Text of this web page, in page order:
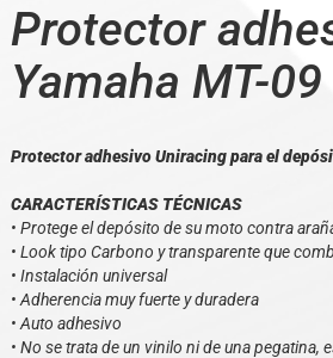
Protector
Yamaha MT-
Protector adhesivo Uniracing para el
CARACTERÍSTICAS TÉCNICAS
• Protege el depósito de su moto contra
• Look tipo Carbono y transparente que
• Instalación universal
• Adherencia muy fuerte y duradera
• Auto adhesivo
• No se trata de un vinilo ni de una pegatina,